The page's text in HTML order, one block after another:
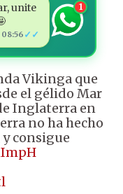
unite
08:56 ✓✓
1
Vikinga que
el gélido Mar
Inglaterra en
no ha hecho
y consigue